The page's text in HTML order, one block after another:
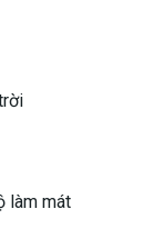
làm mát